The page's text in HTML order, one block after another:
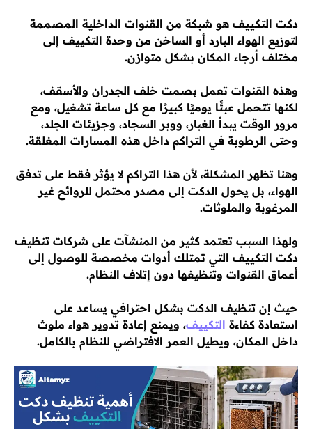
دكت التكييف هو شبكة من القنوات الداخلية المصممة
لتوزيع الهواء البارد أو الساخن من وحدة التكييف إلى
مختلف أرجاء المكان بشكل متوازن.
وهذه القنوات تعمل بصمت خلف الجدران والأسقف،
لكنها تتحمل عبئًا يوميًا كبيرًا مع كل ساعة تشغيل، ومع
مرور الوقت يبدأ الغبار، ووبر السجاد، وجزيئات الجلد،
وحتى الرطوبة في التراكم داخل هذه المسارات المغلقة.
وهنا تظهر المشكلة، لأن هذا التراكم لا يؤثر فقط على تدفق
الهواء، بل يحول الدكت إلى مصدر محتمل للروائح غير
المرغوبة والملوثات.
ولهذا السبب تعتمد كثير من المنشآت على شركات تنظيف
دكت التكييف التي تمتلك أدوات مخصصة للوصول إلى
أعماق القنوات وتنظيفها دون إتلاف النظام.
حيث إن تنظيف الدكت بشكل احترافي يساعد على
استعادة كفاءة التكييف، ويمنع إعادة تدوير هواء ملوث
داخل المكان، ويطيل العمر الافتراضي للنظام بالكامل.